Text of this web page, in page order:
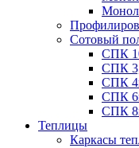
Сотовый
СПК
СПК
СПК
СПК
СПК
Теплицы
Каркасы